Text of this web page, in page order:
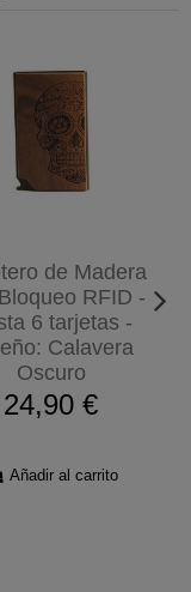
de Madera
RFID -
6 tarjetas -
Calavera
Oscuro
24,90 €
Añadir al carrito